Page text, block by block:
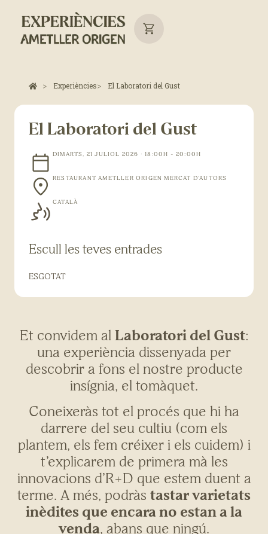
Experiències El Laboratori del Gust
Et convidem al Laboratori del Gust:
una experiència dissenyada per
descobrir a fons el nostre producte
insígnia, el tomàquet.
Coneixeràs tot el procés que hi ha
darrere del seu cultiu (com els
plantem, els fem créixer i els cuidem) i
t’explicarem de primera mà les
innovacions d’R+D que estem duent a
terme. A més, podràs tastar varietats
inèdites que encara no estan a la
venda, abans que ningú.
El Laboratori del Gust
DIMARTS, 21 JULIOL 2026 · 18:00H - 20:00H
RESTAURANT AMETLLER ORIGEN MERCAT D'AUTORS
CATALÀ
Escull les teves entrades
ESGOTAT